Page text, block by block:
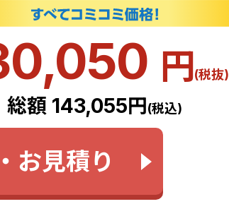
円(税抜)
総額 143,055円(税込)
お見積り